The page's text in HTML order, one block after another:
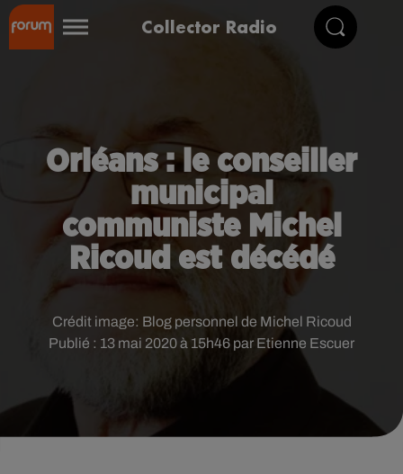
Collector Radio
Orléans : le conseiller
municipal
communiste Michel
Ricoud est décédé
Publié : 13 mai 2020 à 15h46 par Etienne Escuer
Crédit image: Blog personnel de Michel Ricoud